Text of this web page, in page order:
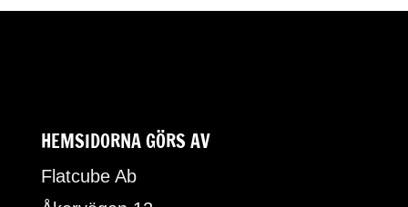
HEMSIDORNA GÖRS AV
Flatcube Ab